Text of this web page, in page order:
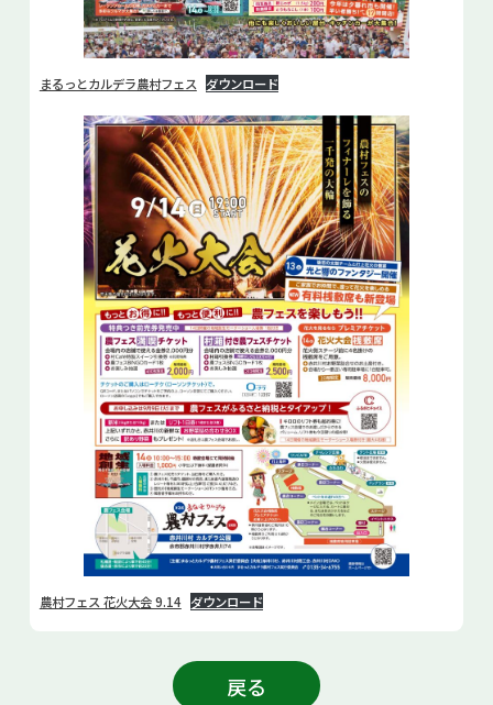
まるっとカルデラ農村フェス ダウンロード
農村フェス 花火大会 9.14 ダウンロード
戻る